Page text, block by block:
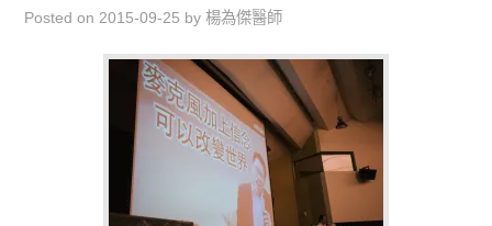
我思故我在
主婦碎碎念
Posted on 2015-09-25 by楊為傑醫師